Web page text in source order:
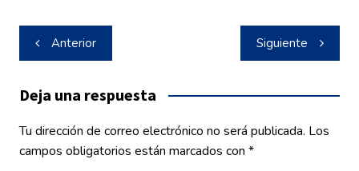
Navegación
de
entradas
Anterior Siguiente
Deja una respuesta
Tu dirección de correo electrónico no será publicada. Los
campos obligatorios están marcados con *